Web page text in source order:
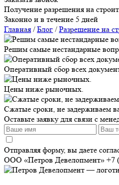
Получение разрешения на
Законно и в течение 5 дней
Главная /Блог /Разрешение на
Решим самые нестандарные
Оперативный сбор всех
Цены ниже рыночных.
Сжатые сроки, не задерживаем
Оставьте заявку для связи с
Отправляя форму, вы даете
ООО «Петров Девелопмент» +7